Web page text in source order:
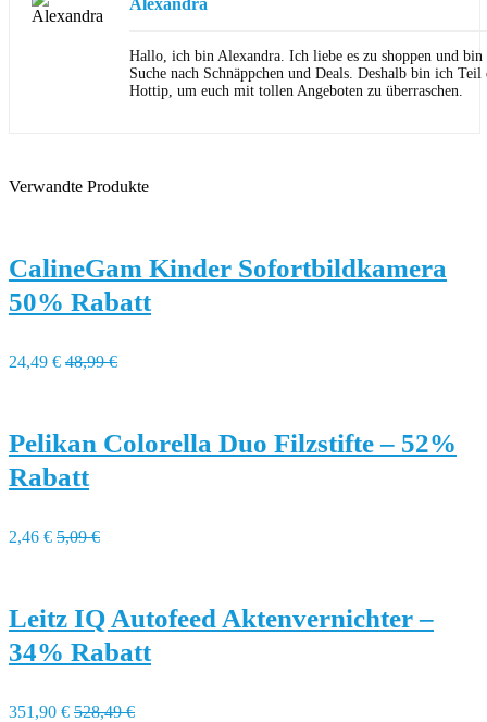
Alexandra
Hallo, ich bin Alexandra. Ich liebe es zu shoppen und
Suche nach Schnäppchen und Deals. Deshalb bin ich Teil
Hottip, um euch mit tollen Angeboten zu überraschen.
Verwandte Produkte
CalineGam Kinder Sofortbildkamera
50% Rabatt
24,49 € 48,99 €
Pelikan Colorella Duo Filzstifte – 52%
Rabatt
2,46 € 5,09 €
Leitz IQ Autofeed Aktenvernichter –
34% Rabatt
351,90 € 528,49 €